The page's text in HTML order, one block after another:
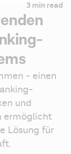
3 min read
- einen
und
ermöglicht
Lösung für